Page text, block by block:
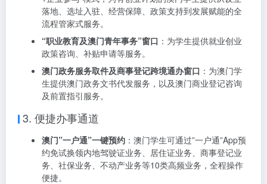
落地、选址入驻、经营保障、政策支持到发展赋能的全
流程管家式服务。
“职业教育及澳门青年事务”窗口 ：为学生提供就业创业
政策咨询、补贴申请等服务。
澳门政务服务取件及商事登记跨境通办窗口 ：为澳门学
生提供澳门政务文书代发服务，以及澳门商业登记咨询
及前置指引服务。
3. 便捷办事通道
澳门”一户通”一键预约 ：澳门学生可通过”一户通”App预
约免试换领内地驾驶证业务、居住证业务、商事登记业
务、社保业务、不动产业务等10类高频业务，全程操作
便捷。